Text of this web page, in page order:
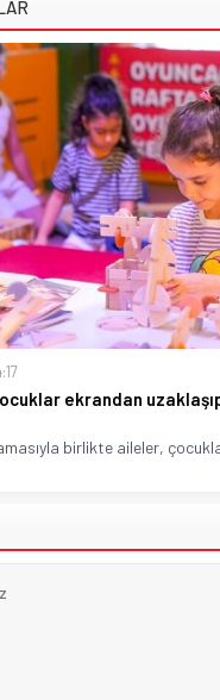
ekrandan
birlikte aileler,